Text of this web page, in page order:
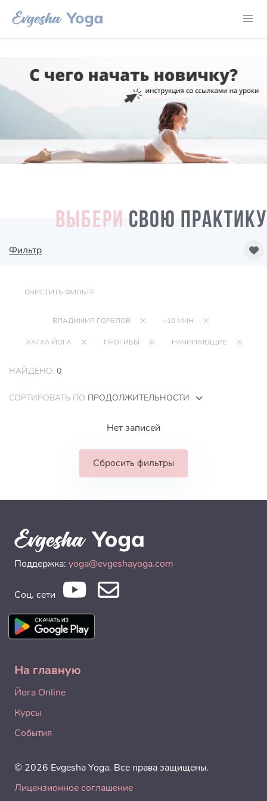
ВЫБЕРИ СВОЮ ПРАКТИКУ
Фильтр
ОЧИСТИТЬ ФИЛЬТР
ВЛАДИМИР ГОРЕЛОВ ~10 МИН
ХАТХА ЙОГА ПРОГИБЫ НАЧИНАЮЩИЕ
НАЙДЕНО: 0
СОРТИРОВАТЬ ПО ПРОДОЛЖИТЕЛЬНОСТИ
Нет записей
Сбросить фильтры
Поддержка: yoga@evgeshayoga.com
Соц. сети
На главную
Йога Online
Курсы
События
© 2026 Evgesha Yoga. Все права защищены.
Лицензионное соглашение